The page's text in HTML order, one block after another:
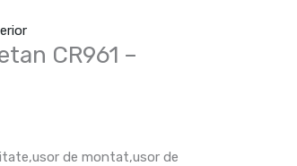
CR961 –
de montat,usor de